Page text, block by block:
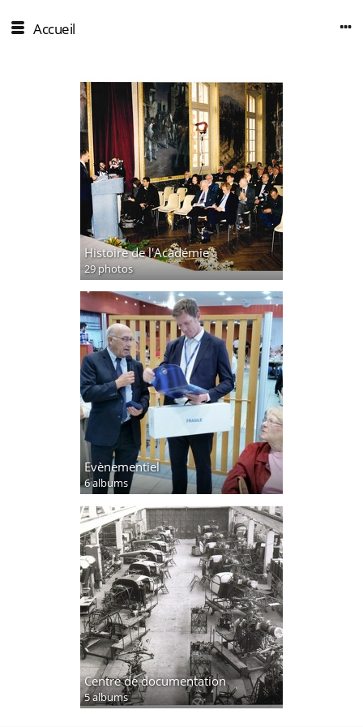
Accueil
Histoire de l'Académie
29 photos
Evènementiel
6 albums
Centre de documentation
5 albums